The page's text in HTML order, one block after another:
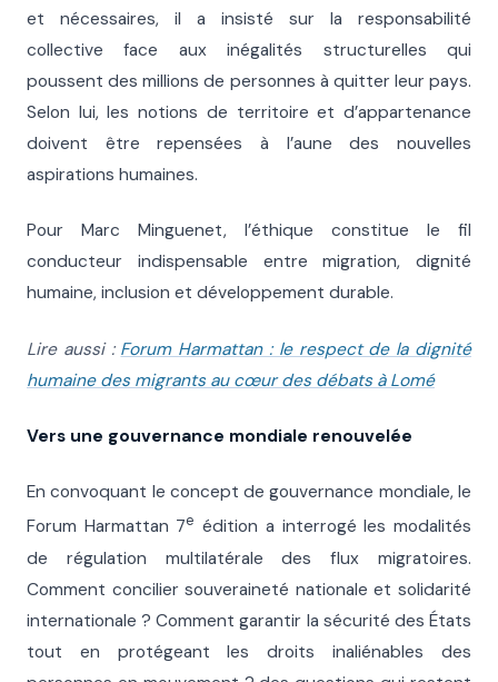
et nécessaires, il a insisté sur la responsabilité
collective face aux inégalités structurelles qui
poussent des millions de personnes à quitter leur pays.
Selon lui, les notions de territoire et d’appartenance
doivent être repensées à l’aune des nouvelles
aspirations humaines.
Pour Marc Minguenet, l’éthique constitue le fil
conducteur indispensable entre migration, dignité
humaine, inclusion et développement durable.
Lire aussi : Forum Harmattan : le respect de la dignité
humaine des migrants au cœur des débats à Lomé
Vers une gouvernance mondiale renouvelée
En convoquant le concept de gouvernance mondiale, le
Forum Harmattan 7e édition a interrogé les modalités
de régulation multilatérale des flux migratoires.
Comment concilier souveraineté nationale et solidarité
internationale ? Comment garantir la sécurité des États
tout en protégeant les droits inaliénables des